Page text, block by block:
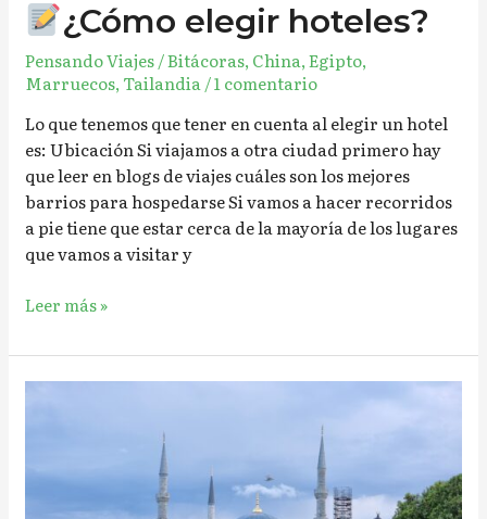
¿Cómo elegir hoteles?
Pensando Viajes/Bitácoras, China,Egipto,
Marruecos, Tailandia/1 comentario
Lo que tenemos que tener en cuenta al elegir un hotel
es: Ubicación Si viajamos a otra ciudad primero hay
que leer en blogs de viajes cuáles son los mejores
barrios para hospedarse Si vamos a hacer recorridos
a pie tiene que estar cerca de la mayoría de los lugares
que vamos a visitar y
Leer más »
el